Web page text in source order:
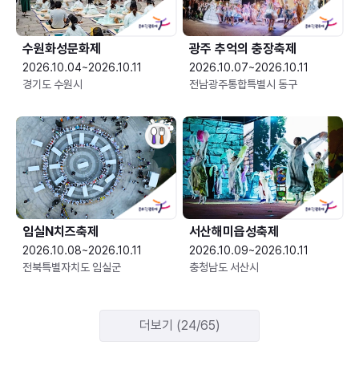
수원화성문화제
2026.10.04~2026.10.11
경기도 수원시
광주 추억의 충장축제
2026.10.07~2026.10.11
전남광주통합특별시 동구
임실N치즈축제
2026.10.08~2026.10.11
전북특별자치도 임실군
서산해미읍성축제
2026.10.09~2026.10.11
충청남도 서산시
더보기 (24/65)